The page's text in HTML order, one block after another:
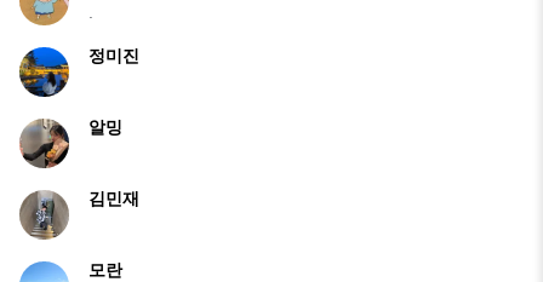
정미진
알밍
김민재
모란